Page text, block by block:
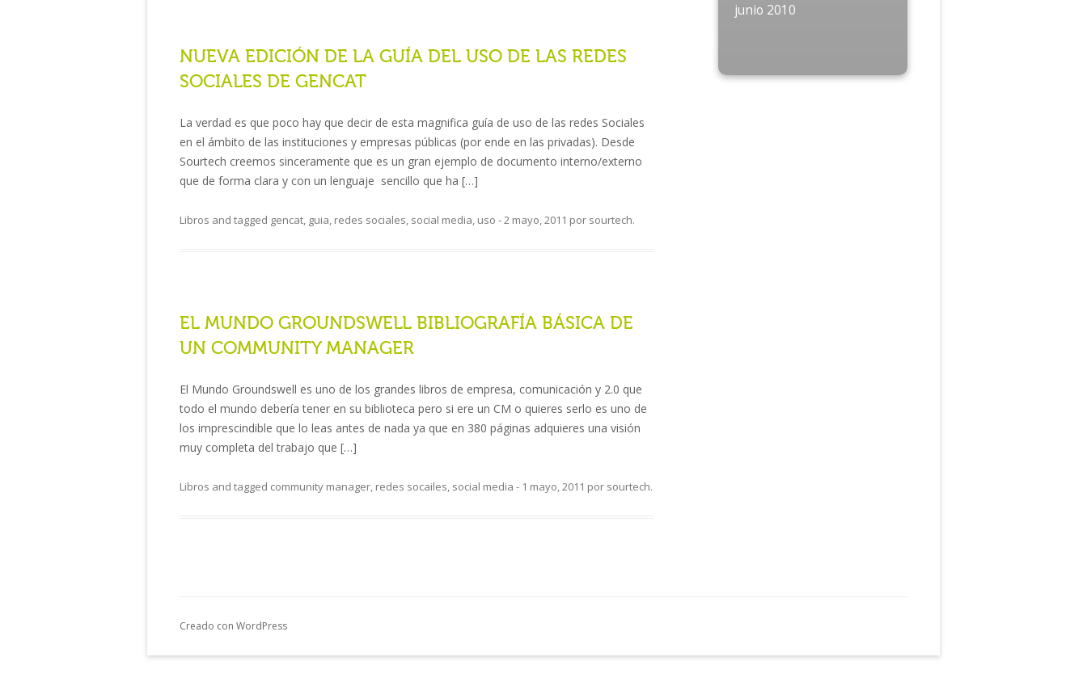
NUEVA EDICIÓN DE LA GUÍA DEL USO DE LAS REDES
SOCIALES DE GENCAT
La verdad es que poco hay que decir de esta magnifica guía de uso de las redes Sociales
en el ámbito de las instituciones y empresas públicas (por ende en las privadas). Desde
Sourtech creemos sinceramente que es un gran ejemplo de documento interno/externo
que de forma clara y con un lenguaje sencillo que ha […]
Libros and tagged gencat, guia, redes sociales, social media, uso -2 mayo, 2011 por sourtech.
EL MUNDO GROUNDSWELL BIBLIOGRAFÍA BÁSICA DE
UN COMMUNITY MANAGER
El Mundo Groundswell es uno de los grandes libros de empresa, comunicación y 2.0 que
todo el mundo debería tener en su biblioteca pero si ere un CM o quieres serlo es uno de
los imprescindible que lo leas antes de nada ya que en 380 páginas adquieres una visión
muy completa del trabajo que […]
Libros and tagged community manager, redes socailes, social media - 1 mayo, 2011 por sourtech.
junio 2010
Creado con WordPress